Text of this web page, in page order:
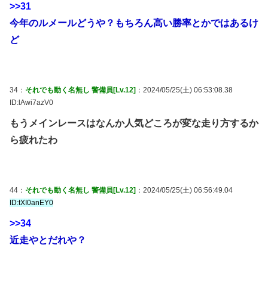
>>31
今年のルメールどうや？もちろん高い勝率とかではあるけ
ど
34： それでも動く名無し 警備員[Lv.12] ：2024/05/25(土) 06:53:08.38
ID:lAwi7azV0
もうメインレースはなんか人気どころが変な走り方するか
ら疲れたわ
44： それでも動く名無し 警備員[Lv.12] ：2024/05/25(土) 06:56:49.04
ID:tXI0anEY0
>>34
近走やとだれや？